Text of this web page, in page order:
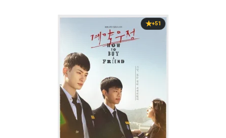
+51